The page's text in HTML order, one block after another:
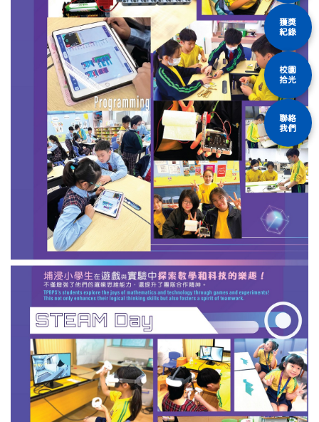
獲獎
紀錄
校園
拾光
聯絡
我們